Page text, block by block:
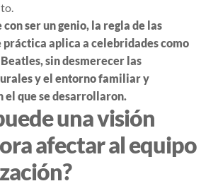
ser un genio, la regla de las
práctica aplica a celebridades como
sin desmerecer las
y el entorno familiar y
el que se desarrollaron.
una visión
afectar al equipo